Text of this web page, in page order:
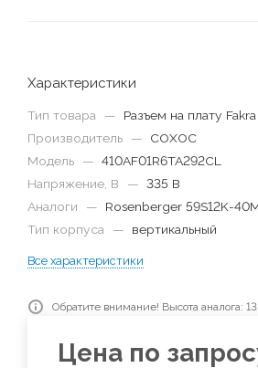
Характеристики
Тип товара —
Разъем на плату Fakra
Производитель
—
COXOC
Модель
— 410AF01R6TA292CL
Напряжение, В
— 335 В
Аналоги
—
Rosenberger 59S12K-
Тип корпуса
— вертикальный
Все характеристики
Обратите внимание! Высота аналога:
Цена по